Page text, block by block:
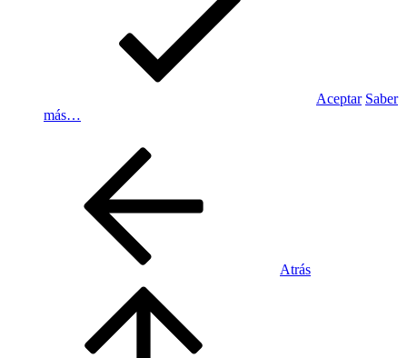
Aceptar Saber
más…
Atrás